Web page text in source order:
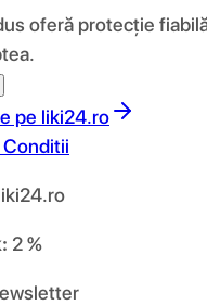
oferă protecție
pe liki24.ro
2 %